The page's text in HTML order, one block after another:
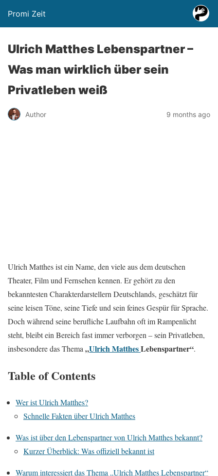
Promi Zeit
Ulrich Matthes Lebenspartner –
Was man wirklich über sein
Privatleben weiß
Author 9 months ago
Ulrich Matthes ist ein Name, den viele aus dem deutschen
Theater, Film und Fernsehen kennen. Er gehört zu den
bekanntesten Charakterdarstellern Deutschlands, geschätzt für
seine leisen Töne, seine Tiefe und sein feines Gespür für Sprache.
Doch während seine berufliche Laufbahn oft im Rampenlicht
steht, bleibt ein Bereich fast immer verborgen – sein Privatleben,
insbesondere das Thema „Ulrich MatthesLebenspartner“.
Table of Contents
Wer ist Ulrich Matthes?
Schnelle Fakten über Ulrich Matthes
Was ist über den Lebenspartner von Ulrich Matthes bekannt?
Kurzer Überblick: Was offiziell bekannt ist
Warum interessiert das Thema „Ulrich Matthes Lebenspartner“